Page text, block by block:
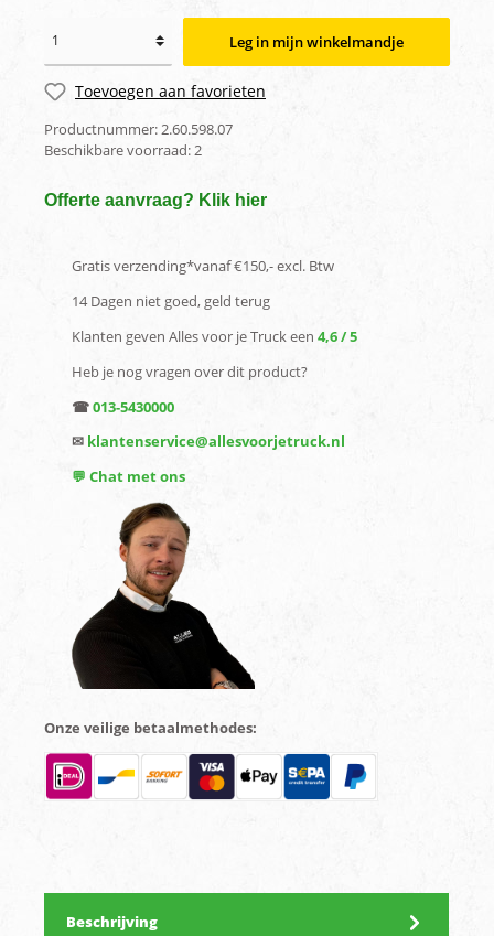
Leg in mijn winkelmandje
Toevoegen aan favorieten
Productnummer:2.60.598.07
Beschikbare voorraad:2
Offerte aanvraag? Klik hier
Gratis verzending*vanaf €150,- excl. Btw
14 Dagen niet goed, geld terug
Klanten geven Alles voor je Truck een 4,6 / 5
Heb je nog vragen over dit product?
☎013-5430000
✉ klantenservice@allesvoorjetruck.nl
💬 Chat met ons
Onze veilige betaalmethodes:
Beschrijving